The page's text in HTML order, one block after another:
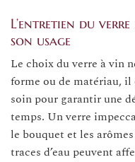
L’entretien du
son usage
Le choix du verre à vin
forme ou de matériau, il
soin pour garantir une
temps. Un verre
le bouquet et les
traces d’eau peuvent